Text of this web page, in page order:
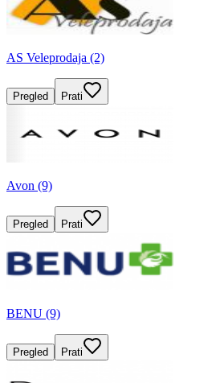
AS Veleprodaja (2)
Pregled Prati
Avon (9)
Pregled Prati
BENU (9)
Pregled Prati